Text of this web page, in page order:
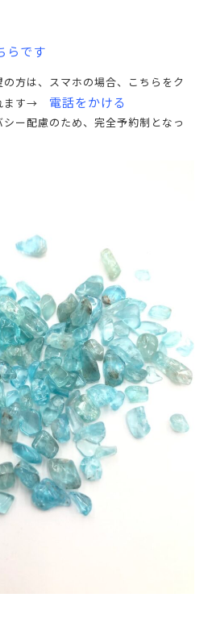
らです
方は、スマホの場合、こちらをク
ます→ 電話をかける
シー配慮のため、完全予約制となっ